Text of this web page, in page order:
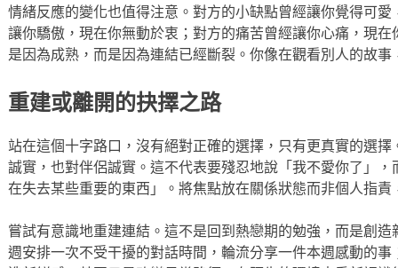
情緒反應的變化也值得注意。對方的小缺點曾經讓你覺得可
讓你驕傲，現在你無動於衷；對方的痛苦曾經讓你心痛，現
是因為成熟，而是因為連結已經斷裂。你像在觀看別人的故
重建或離開的抉擇之路
站在這個十字路口，沒有絕對正確的選擇，只有更真實的選
誠實，也對伴侶誠實。這不代表要殘忍地說「我不愛你了」
在失去某些重要的東西」。將焦點放在關係狀態而非個人指
嘗試有意識地重建連結。這不是回到熱戀期的勉強，而是創
週安排一次不受干擾的對話時間，輪流分享一件本週感動的